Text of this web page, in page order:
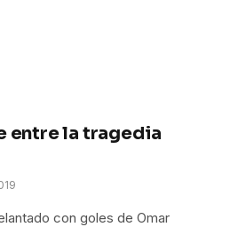
entre la tragedia
con goles de Omar